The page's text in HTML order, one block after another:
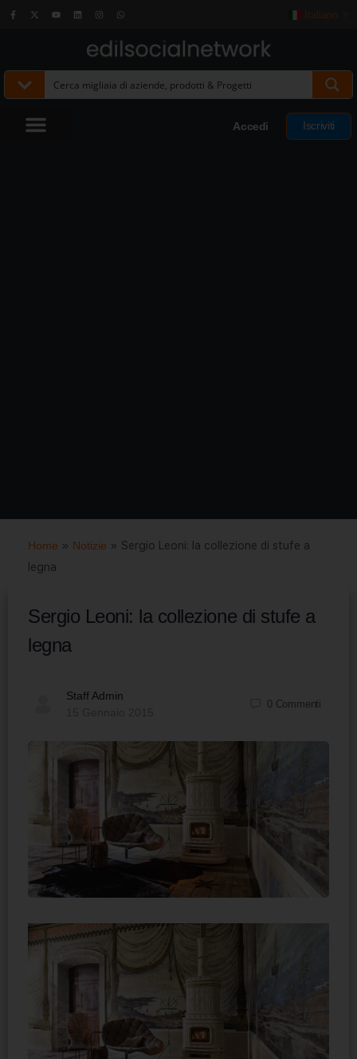
Italiano
Accedi Iscriviti
Home » Notizie » Sergio Leoni: la collezione di stufe a
legna
Sergio Leoni: la collezione di stufe a
legna
Staff Admin
0 Commenti